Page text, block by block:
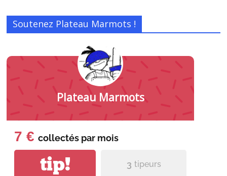
Soutenez Plateau Marmots !
Plateau Marmots
7 € collectés par mois
tip! 3 tipeurs